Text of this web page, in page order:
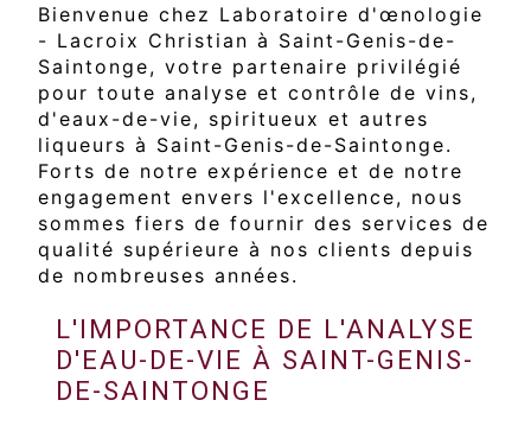
Bienvenue chez Laboratoire d'œnologie
- Lacroix Christian à Saint-Genis-de-
Saintonge, votre partenaire privilégié
pour toute analyse et contrôle de vins,
d'eaux-de-vie, spiritueux et autres
liqueurs à Saint-Genis-de-Saintonge.
Forts de notre expérience et de notre
engagement envers l'excellence, nous
sommes fiers de fournir des services de
qualité supérieure à nos clients depuis
de nombreuses années.
L'IMPORTANCE DE L'ANALYSE
D'EAU-DE-VIE À SAINT-GENIS-
DE-SAINTONGE